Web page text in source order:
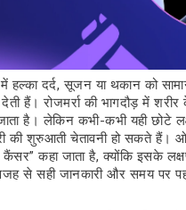
हल्का दर्द, सूजन या थकान को
हैं। रोजमर्रा की भागदौड़ में
है। लेकिन कभी-कभी यही छोटे
की शुरुआती चेतावनी हो सकते हैं।
कहा जाता है, क्योंकि इसके
से सही जानकारी और समय पर